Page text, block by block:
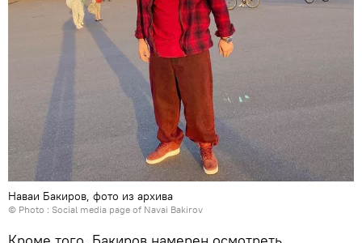
Наваи Бакиров, фото из архива
© Photo : Social media page of Navai Bakirov